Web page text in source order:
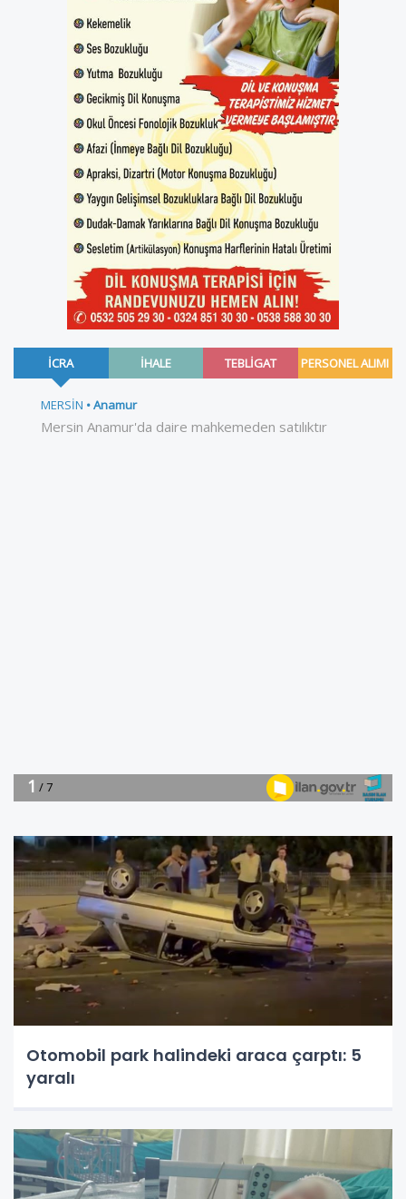
Otomobil park halindeki araca çarptı: 5
yaralı